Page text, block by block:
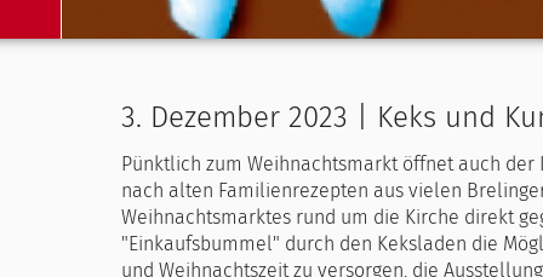
3. Dezember 2023 | Keks und
Pünktlich zum Weihnachtsmarkt öffnet auch
nach alten Familienrezepten aus vielen
Weihnachtsmarktes rund um die Kirche direkt
"Einkaufsbummel" durch den Keksladen die
und Weihnachtszeit zu versorgen, die